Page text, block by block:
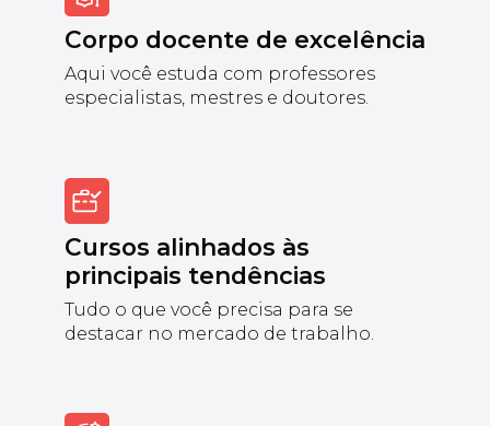
Corpo docente de excelência
Aqui você estuda com professores
especialistas, mestres e doutores.
Cursos alinhados às
principais tendências
Tudo o que você precisa para se
destacar no mercado de trabalho.